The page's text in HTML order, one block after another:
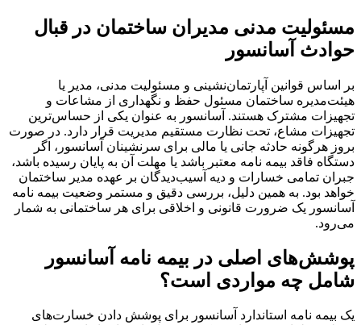
مسئولیت مدنی مدیران ساختمان در قبال
حوادث آسانسور
بر اساس قوانین آپارتمان‌نشینی و مسئولیت مدنی، مدیر یا
هیئت‌مدیره ساختمان مسئول حفظ و نگهداری از مشاعات و
تجهیزات مشترک هستند. آسانسور به عنوان یکی از حساس‌ترین
تجهیزات مشاع، تحت نظارت مستقیم مدیریت قرار دارد. در صورت
بروز هرگونه حادثه جانی یا مالی برای سرنشینان آسانسور، اگر
دستگاه فاقد بیمه نامه معتبر باشد یا مهلت آن به پایان رسیده باشد،
جبران تمامی خسارات و دیه آسیب‌دیدگان بر عهده مدیر ساختمان
خواهد بود. به همین دلیل، بررسی دقیق و مستمر وضعیت بیمه نامه
آسانسور یک ضرورت قانونی و اخلاقی برای هر ساختمانی به شمار
می‌رود.
پوشش‌های اصلی در بیمه نامه آسانسور
شامل چه مواردی است؟
یک بیمه نامه استاندارد آسانسور برای پوشش دادن خسارت‌های